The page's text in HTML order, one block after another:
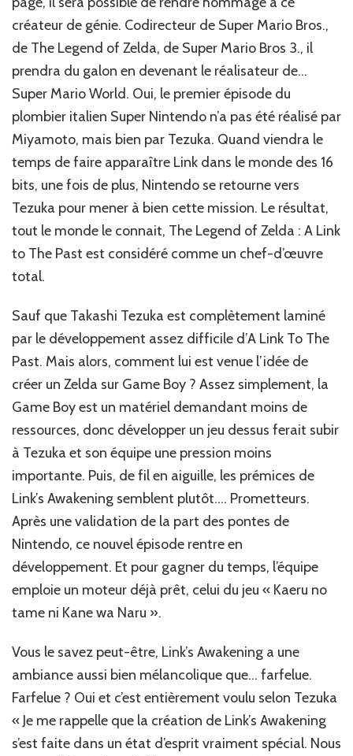
créateur de génie. Codirecteur de Super Mario Bros.,
de The Legend of Zelda, de Super Mario Bros 3., il
prendra du galon en devenant le réalisateur de…
Super Mario World. Oui, le premier épisode du
plombier italien Super Nintendo n’a pas été réalisé par
Miyamoto, mais bien par Tezuka. Quand viendra le
temps de faire apparaître Link dans le monde des 16
bits, une fois de plus, Nintendo se retourne vers
Tezuka pour mener à bien cette mission. Le résultat,
tout le monde le connait, The Legend of Zelda : A Link
to The Past est considéré comme un chef-d’œuvre
total.
Sauf que Takashi Tezuka est complètement laminé
par le développement assez difficile d’A Link To The
Past. Mais alors, comment lui est venue l’idée de
créer un Zelda sur Game Boy ? Assez simplement, la
Game Boy est un matériel demandant moins de
ressources, donc développer un jeu dessus ferait subir
à Tezuka et son équipe une pression moins
importante. Puis, de fil en aiguille, les prémices de
Link’s Awakening semblent plutôt…. Prometteurs.
Après une validation de la part des pontes de
Nintendo, ce nouvel épisode rentre en
développement. Et pour gagner du temps, l’équipe
emploie un moteur déjà prêt, celui du jeu « Kaeru no
tame ni Kane wa Naru ».
Vous le savez peut-être, Link’s Awakening a une
ambiance aussi bien mélancolique que… farfelue.
Farfelue ? Oui et c’est entièrement voulu selon Tezuka
« Je me rappelle que la création de Link’s Awakening
s’est faite dans un état d’esprit vraiment spécial. Nous